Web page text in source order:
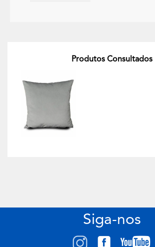
Produtos Consultados
Siga-nos